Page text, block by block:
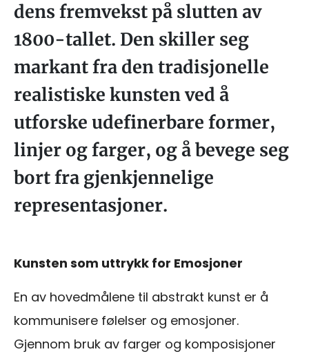
dens fremvekst på slutten av
1800-tallet. Den skiller seg
markant fra den tradisjonelle
realistiske kunsten ved å
utforske udefinerbare former,
linjer og farger, og å bevege seg
bort fra gjenkjennelige
representasjoner.
Kunsten som uttrykk for Emosjoner
En av hovedmålene til abstrakt kunst er å
kommunisere følelser og emosjoner.
Gjennom bruk av farger og komposisjoner